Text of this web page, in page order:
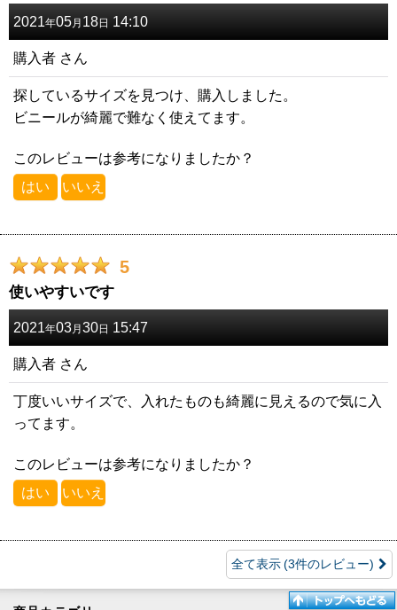
2021年05月 18日 14:10
購入者 さん
探しているサイズを見つけ、購入しました。
ビニールが綺麗で難なく使えてます。
このレビューは参考になりましたか？
はい いいえ
5
使いやすいです
2021年03月30日 15:47
購入者 さん
丁度いいサイズで、入れたものも綺麗に見えるので気に入
ってます。
このレビューは参考になりましたか？
はい いいえ
全て表示 (3件のレビュー)